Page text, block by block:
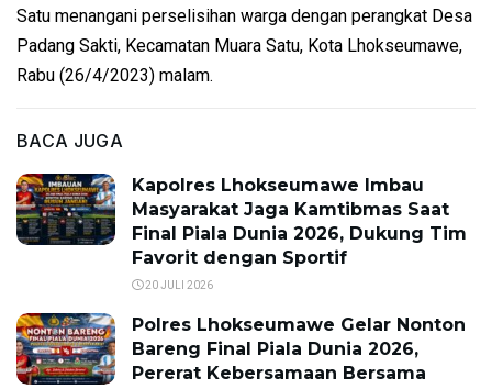
Satu menangani perselisihan warga dengan perangkat Desa
Padang Sakti, Kecamatan Muara Satu, Kota Lhokseumawe,
Rabu (26/4/2023) malam.
BACA JUGA
Kapolres Lhokseumawe Imbau
Masyarakat Jaga Kamtibmas Saat
Final Piala Dunia 2026, Dukung Tim
Favorit dengan Sportif
20 JULI 2026
Polres Lhokseumawe Gelar Nonton
Bareng Final Piala Dunia 2026,
Pererat Kebersamaan Bersama